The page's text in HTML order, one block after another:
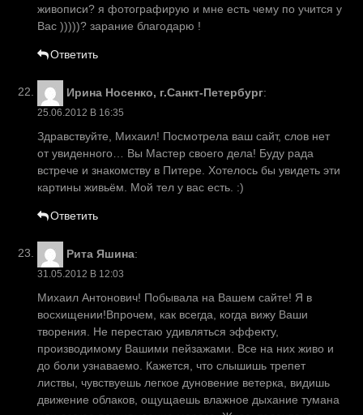
живописи? я фотографирую и мне есть чему по учится у
Вас )))))? зарание благодарю !
Ответить
Ирина Носенко, г.Санкт-Петербург:
25.06.2012 В 16:35
Здравствуйте, Михаил! Посмотрела ваш сайт, слов нет
от увиденного… Вы Мастер своего дела! Буду рада
встрече и знакомству в Питере. Хотелось бы увидеть эти
картины живьём. Мой тел у вас есть. :)
Ответить
Рита Яшина:
31.05.2012 В 12:03
Михаил Антонович! Побывала на Вашем сайте! Я в
восхищении!Впрочем, как всегда, когда вижу Ваши
творения. Не перестаю удивляться эффекту,
производимому Вашими пейзажами. Все на них живо и
до боли узнаваемо. Кажется, что слышишь трепет
листвы, чувствуешь легкое дуновение ветерка, видишь
движение облаков, ощущаешь влажное дыхание тумана